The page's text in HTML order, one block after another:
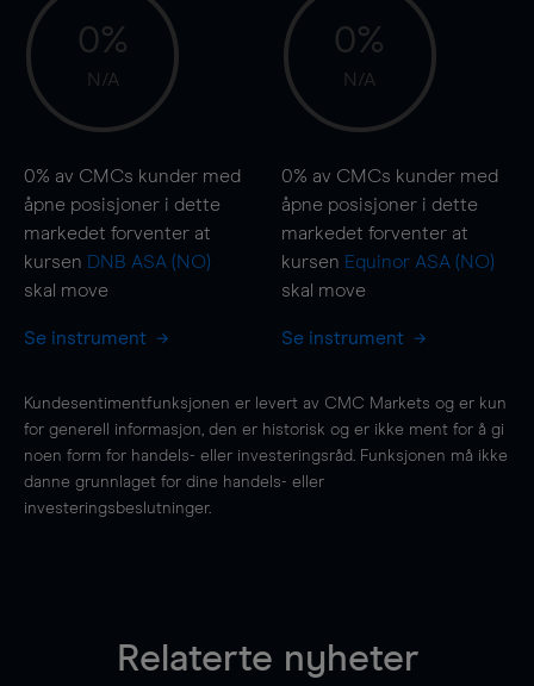
0%
N/A
0% av CMCs kunder med
åpne posisjoner i dette
markedet forventer at
kursen DNB ASA (NO)
skal move
Se instrument
0%
N/A
0% av CMCs kunder med
åpne posisjoner i dette
markedet forventer at
kursen Equinor ASA (NO)
skal move
Se instrument
Kundesentimentfunksjonen er levert av CMC Markets og er kun
for generell informasjon, den er historisk og er ikke ment for å gi
noen form for handels- eller investeringsråd. Funksjonen må ikke
danne grunnlaget for dine handels- eller
investeringsbeslutninger.
Relaterte nyheter